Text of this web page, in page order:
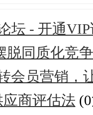
坛 - 开通
脱同质化竞争
会员营销，
商评估法